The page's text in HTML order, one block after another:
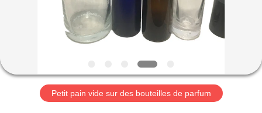
VIDÉOS
LE
SPECTACLE
Petit pain vide sur des bouteilles de parfum